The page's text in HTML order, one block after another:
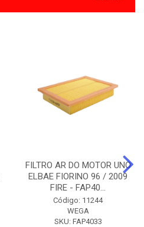
FILTRO AR DO MOTOR UNO
ELBAE FIORINO 96 / 2009
FIRE - FAP40...
Código: 11244
WEGA
SKU: FAP4033